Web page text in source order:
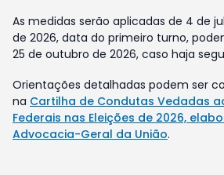
As medidas serão aplicadas de 4 de
de 2026, data do primeiro turno,
25 de outubro de 2026, caso haja
Orientações detalhadas podem ser
na Cartilha de Condutas Vedadas
Federais nas Eleições de 2026,
Advocacia-Geral da União.